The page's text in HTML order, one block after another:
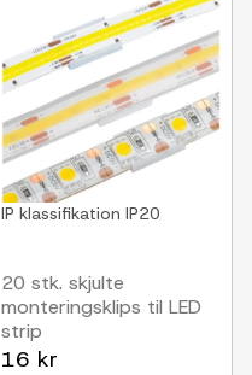
IP klassifikation IP20
20 stk. skjulte
monteringsklips til LED
strip
10mm, passer til IP20
16 kr